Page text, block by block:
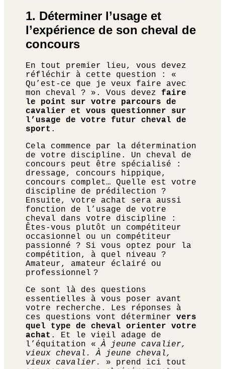
1. Déterminer l’usage et
l’expérience de son cheval de
concours
En tout premier lieu, vous devez
réfléchir à cette question : «
Qu’est-ce que je veux faire avec
mon cheval ? ». Vous devez faire
le point sur votre parcours de
cavalier et vous questionner sur
l’usage de votre futur cheval de
sport .
Cela commence par la détermination
de votre discipline. Un cheval de
concours peut être spécialisé :
dressage, concours hippique,
concours complet… Quelle est votre
discipline de prédilection ?
Ensuite, votre achat sera aussi
fonction de l’usage de votre
cheval dans votre discipline :
Êtes-vous plutôt un compétiteur
occasionnel ou un compétiteur
passionné ? Si vous optez pour la
compétition, à quel niveau ?
Amateur, amateur éclairé ou
professionnel ?
Ce sont là des questions
essentielles à vous poser avant
votre recherche. Les réponses à
ces questions vont déterminervers
quel type de cheval orienter votre
achat . Et le vieil adage de
l’équitation «À jeune cavalier,
vieux cheval. À jeune cheval,
vieux cavalier.
» prend ici tout